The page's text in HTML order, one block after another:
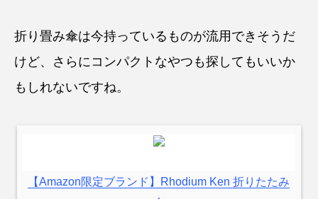
折り畳み傘は今持っているものが流用できそうだ
けど、さらにコンパクトなやつも探してもいいか
もしれないですね。
【Amazon限定ブランド】Rhodium Ken 折りたたみ